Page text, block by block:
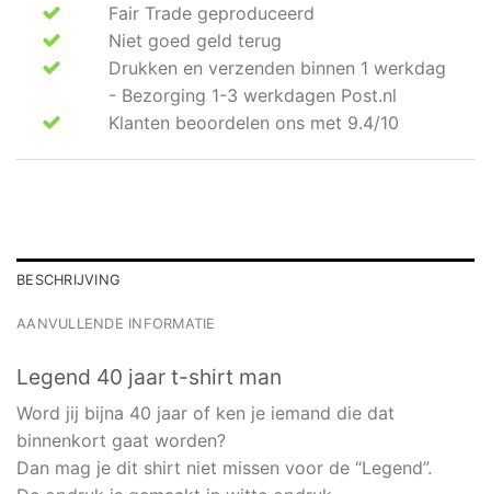
Fair Trade geproduceerd
Niet goed geld terug
Drukken en verzenden binnen 1 werkdag
- Bezorging 1-3 werkdagen Post.nl
Klanten beoordelen ons met 9.4/10
BESCHRIJVING
AANVULLENDE INFORMATIE
Legend 40 jaar t-shirt man
Word jij bijna 40 jaar of ken je iemand die dat
binnenkort gaat worden?
Dan mag je dit shirt niet missen voor de “Legend”.